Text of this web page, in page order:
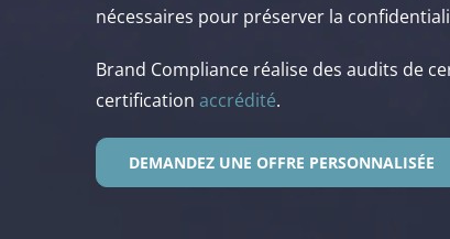
nécessaires pour préserver la
Brand Compliance réalise des audits de
certification accrédité.
DEMANDEZ UNE OFFRE PERSONNALISÉE